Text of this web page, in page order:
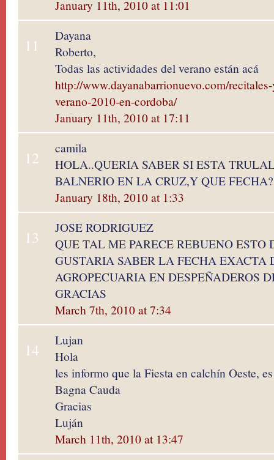
January 11th, 2010 at 11:01
11
Dayana
Roberto,
Todas las actividades del verano están acá
http://www.dayanabarrionuevo.com/
verano-2010-en-cordoba/
January 11th, 2010 at 17:11
12
camila
HOLA..QUERIA SABER SI ESTA
BALNERIO EN LA CRUZ,Y QUE
January 18th, 2010 at 1:33
13
JOSE RODRIGUEZ
QUE TAL ME PARECE REBUENO ESTO
GUSTARIA SABER LA FECHA EXACTA
AGROPECUARIA EN DESPEÑADEROS
GRACIAS
March 7th, 2010 at 7:34
14
Lujan
Hola
les informo que la Fiesta en calchín Oeste,
Bagna Cauda
Gracias
Luján
March 11th, 2010 at 13:47